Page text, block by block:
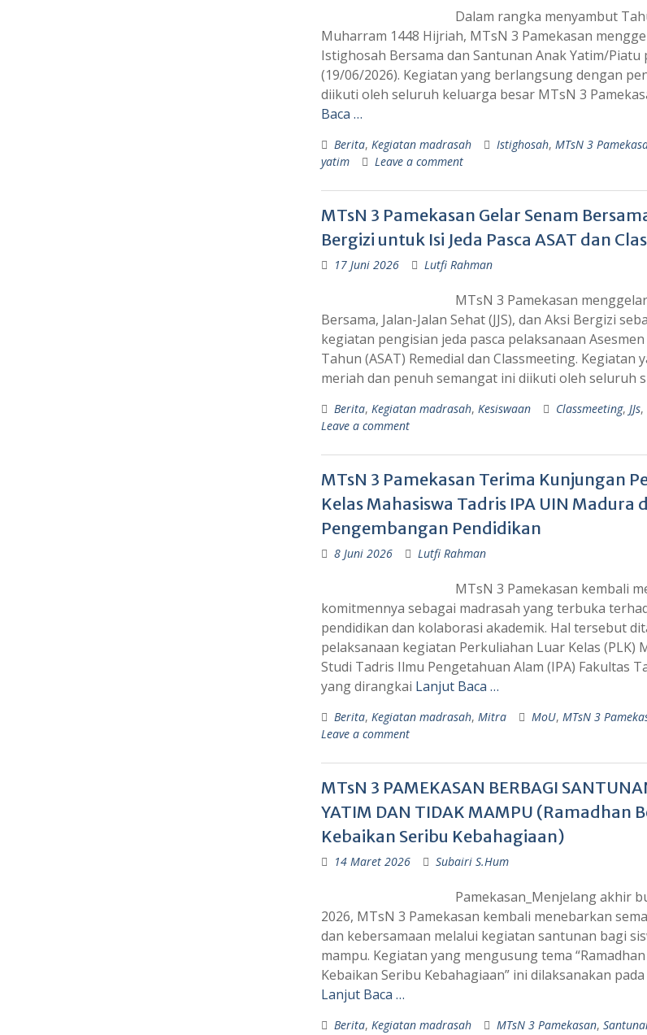
Dalam rangka menyambut
Muharram 1448 Hijriah, MTsN 3 Pamekasan
Istighosah Bersama dan Santunan Anak Yatim/Piatu
(19/06/2026). Kegiatan yang berlangsung dengan
diikuti oleh seluruh keluarga besar MTsN 3
Baca …
Berita, Kegiatan madrasah Istighosah, MTsN 3
yatim
Leave a comment
MTsN 3 Pamekasan Gelar Senam
Bergizi untuk Isi Jeda Pasca ASAT dan
17 Juni 2026 Lutfi Rahman
MTsN 3 Pamekasan
Bersama, Jalan-Jalan Sehat (JJS), dan Aksi Bergizi
kegiatan pengisian jeda pasca pelaksanaan
Tahun (ASAT) Remedial dan Classmeeting. Kegiatan
meriah dan penuh semangat ini diikuti oleh seluruh
Berita, Kegiatan madrasah, Kesiswaan Classmeeting, JJs,
Leave a comment
MTsN 3 Pamekasan Terima Kunjungan
Kelas Mahasiswa Tadris IPA UIN Madura
Pengembangan Pendidikan
8 Juni 2026 Lutfi Rahman
MTsN 3 Pamekasan kembali
komitmennya sebagai madrasah yang terbuka
pendidikan dan kolaborasi akademik. Hal tersebut
pelaksanaan kegiatan Perkuliahan Luar Kelas (PLK)
Studi Tadris Ilmu Pengetahuan Alam (IPA) Fakultas
yang dirangkai Lanjut Baca …
Berita, Kegiatan madrasah, Mitra MoU, MTsN 3
Leave a comment
MTsN 3 PAMEKASAN BERBAGI
YATIM DAN TIDAK MAMPU (Ramadhan
Kebaikan Seribu Kebahagiaan)
14 Maret 2026 Subairi S.Hum
Pamekasan_Menjelang akhir
2026, MTsN 3 Pamekasan kembali menebarkan
dan kebersamaan melalui kegiatan santunan bagi
mampu. Kegiatan yang mengusung tema
Kebaikan Seribu Kebahagiaan” ini dilaksanakan
Lanjut Baca …
Berita, Kegiatan madrasah MTsN 3 Pamekasan,